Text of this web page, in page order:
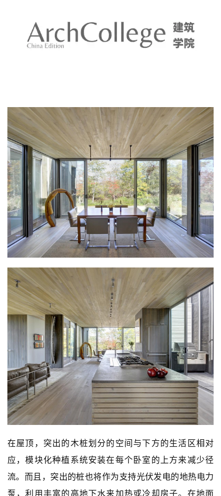
建
筑
设
计
室
内
设
计
与
景
观
筑
专
登录 注册
在屋顶，突出的木桩划分的空间与下方的生活区相对
应，模块化种植系统安装在每个卧室的上方来减少径
流。而且，突出的桩也将作为支持光伏发电的地热电力
泵，利用丰富的高地下水来加热或冷却房子。在地面